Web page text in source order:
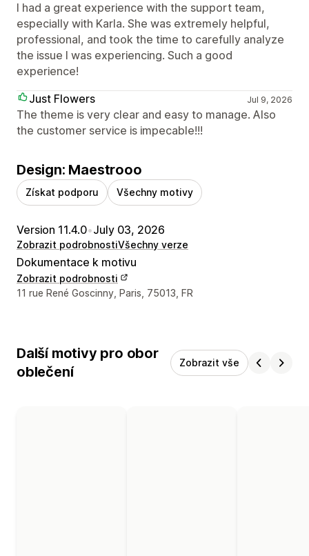
I had a great experience with the support team,
especially with Karla. She was extremely helpful,
professional, and took the time to carefully analyze
the issue I was experiencing. Such a good
experience!
Just Flowers
Jul 9, 2026
The theme is very clear and easy to manage. Also
the customer service is impecable!!!
Design: Maestrooo
Získat podporu Všechny motivy
Version 11.4.0•July 03, 2026
Zobrazit podrobnostiVšechny verze
Dokumentace k motivu
Zobrazit podrobnosti
Kontaktní údaje designéra
11 rue René Goscinny, Paris, 75013, FR
Další motivy pro obor
oblečení
Zobrazit vše